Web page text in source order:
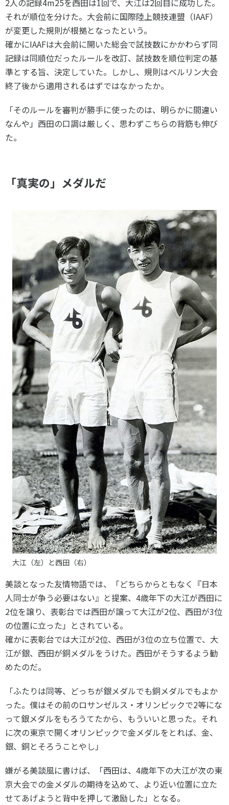
2人の記録4m25を西田は1回で、大江は2回目に成功した。
それが順位を分けた。大会前に国際陸上競技連盟（IAAF）
が変更した規則が根拠となったという。
確かにIAAFは大会前に開いた総会で試技数にかかわらず同
記録は同順位だったルールを改訂、試技数を順位判定の基
準とする旨、決定していた。しかし、規則はベルリン大会
終了後から適用されるはずではなかったか。
「そのルールを審判が勝手に使ったのは、明らかに間違い
なんや」西田の口調は厳しく、思わずこちらの背筋も伸び
た。
「真実の」メダルだ
大江（左）と西田（右）
美談となった友情物語では、「どちらからともなく『日本
人同士が争う必要はない』と提案、4歳年下の大江が西田に
2位を譲り、表彰台では西田が譲って大江が2位、西田が3位
の位置に立った」とされている。
確かに表彰台では大江が2位、西田が3位の立ち位置で、大
江が銀、西田が銅メダルをうけた。西田がそうするよう勧
めたのだ。
「ふたりは同等、どっちが銀メダルでも銅メダルでもよか
った。僕はその前のロサンゼルス・オリンピックで2等にな
って銀メダルをもろうてたから、もういいと思った。それ
に次の東京で開くオリンピックで金メダルをとれば、金、
銀、銅とそろうことやし」
嫌がる美談風に書けば、「西田は、4歳年下の大江が次の東
京大会での金メダルの期待を込めて、より近い位置に立た
せてあげようと背中を押して激励した」となる。